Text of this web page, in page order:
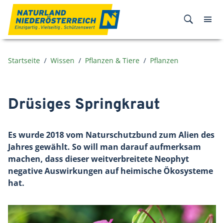
Zum Inhalt
Startseite Wissen Pflanzen & Tiere Pflanzen
Drüsiges Springkraut
Es wurde 2018 vom Naturschutzbund zum Alien des
Jahres gewählt. So will man darauf aufmerksam
machen, dass dieser weitverbreitete Neophyt
negative Auswirkungen auf heimische Ökosysteme
hat.